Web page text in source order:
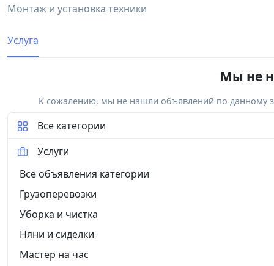
Монтаж и установка техники
Услуга
Мы не
К сожалению, мы не нашли объявлений по данному
Все категории
Услуги
Все объявления категории
Грузоперевозки
Уборка и чистка
Няни и сиделки
Мастер на час